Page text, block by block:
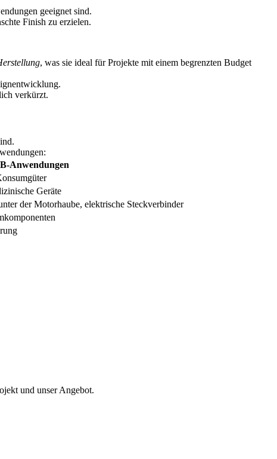
geeignet sind.
Finish zu erzielen.
, was sie ideal für Projekte mit einem begrenzten Budget
verkürzt.
Anwendungen
Geräte
der Motorhaube, elektrische Steckverbinder
und unser Angebot.